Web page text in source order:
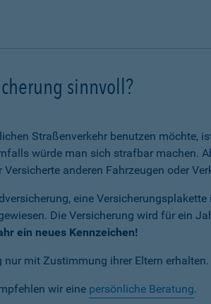
sinnvoll?
Straßenverkehr benutzen möchte,
würde man sich strafbar machen.
anderen Fahrzeugen oder
eine
Die Versicherung wird für ein
ein neues Kennzeichen!
mit Zustimmung ihrer Eltern erhalten.
wir eine persönliche Beratung.